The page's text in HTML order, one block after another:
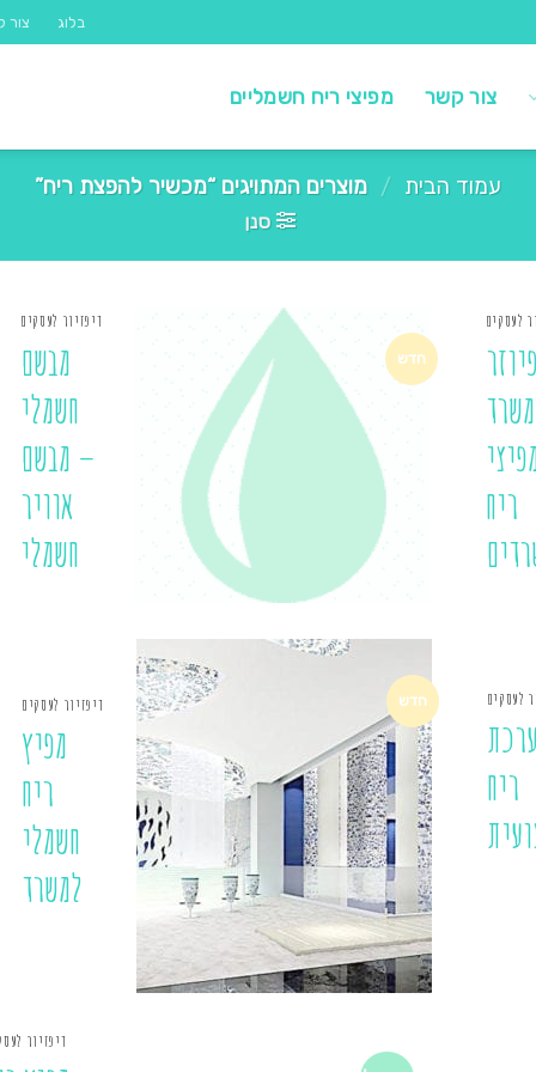
בלוג צור
צור קשר מפיצי ריח חשמליים
עמוד הבית / מוצרים המתויגים “מכשיר להפצת ריח”
סנן
לעסקים
ריח
חדש
דיפזיור לעסקים
מבשם
חשמלי
– מבשם
אוויר
חשמלי
לעסקים
ריח
חדש דיפזיור לעסקים
מפיץ
ריח
חשמלי
למשרד
דיפזיור